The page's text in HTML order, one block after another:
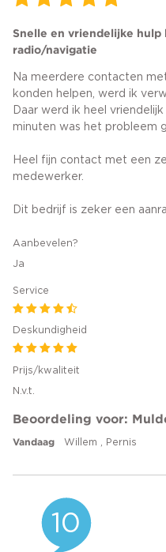
Snelle en vriendelijke
radio/navigatie
Na meerdere contacten
konden helpen, werd ik
Daar werd ik heel
minuten was het probleem
Heel fijn contact met een
medewerker.
Dit bedrijf is zeker een
Aanbevelen?
Ja
Service
Deskundigheid
Prijs/kwaliteit
N.v.t.
Beoordeling voor:
Vandaag Willem , Pernis
10